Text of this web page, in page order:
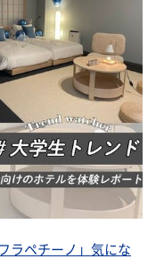
ラペチーノ」気にな